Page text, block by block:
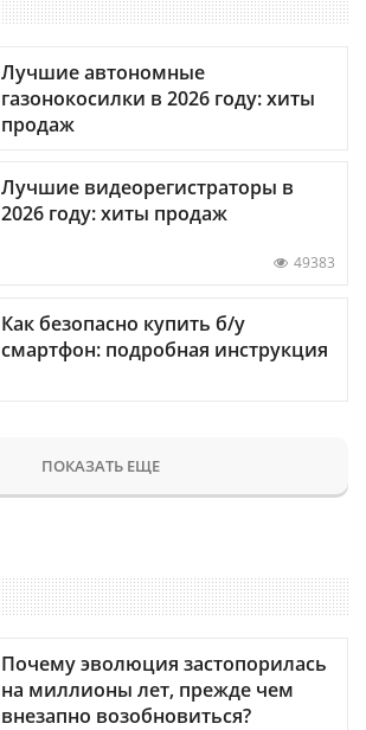
Лучшие автономные
газонокосилки в 2026 году: хиты
продаж
Лучшие видеорегистраторы в
2026 году: хиты продаж
49383
Как безопасно купить б/у
смартфон: подробная инструкция
ПОКАЗАТЬ ЕЩЕ
Почему эволюция застопорилась
на миллионы лет, прежде чем
внезапно возобновиться?